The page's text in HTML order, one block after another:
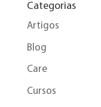
Categorias
Artigos
Blog
Care
Cursos